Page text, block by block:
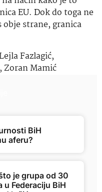
EU. Dok do toga ne
strane, granica
Fazlagić,
,Zoran Mamić
BiH
aferu?
je grupa od 30
Federaciju BiH